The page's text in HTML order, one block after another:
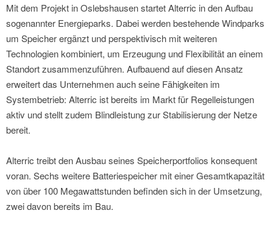
Mit dem Projekt in Oslebshausen startet Alterric in den Aufbau
sogenannter Energieparks. Dabei werden bestehende Windparks
um Speicher ergänzt und perspektivisch mit weiteren
Technologien kombiniert, um Erzeugung und Flexibilität an einem
Standort zusammenzuführen. Aufbauend auf diesen Ansatz
erweitert das Unternehmen auch seine Fähigkeiten im
Systembetrieb: Alterric ist bereits im Markt für Regelleistungen
aktiv und stellt zudem Blindleistung zur Stabilisierung der Netze
bereit.
Alterric treibt den Ausbau seines Speicherportfolios konsequent
voran. Sechs weitere Batteriespeicher mit einer Gesamtkapazität
von über 100 Megawattstunden befinden sich in der Umsetzung,
zwei davon bereits im Bau.